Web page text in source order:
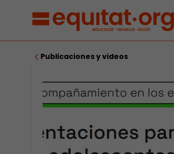
Publicaciones y videos